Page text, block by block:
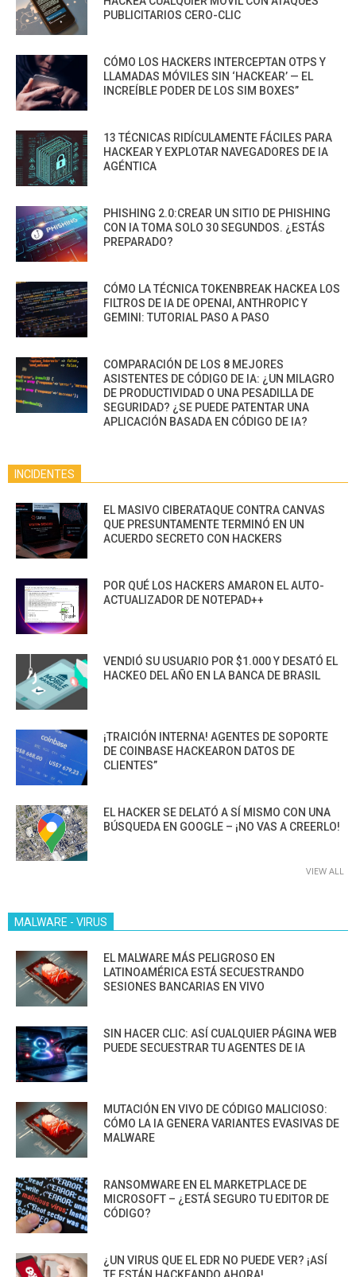
PUBLICITARIOS CERO-CLIC
CÓMO LOS HACKERS INTERCEPTAN OTPS Y
LLAMADAS MÓVILES SIN ‘HACKEAR’ — EL
INCREÍBLE PODER DE LOS SIM BOXES”
13 TÉCNICAS RIDÍCULAMENTE FÁCILES PARA
HACKEAR Y EXPLOTAR NAVEGADORES DE IA
AGÉNTICA
PHISHING 2.0:CREAR UN SITIO DE PHISHING
CON IA TOMA SOLO 30 SEGUNDOS. ¿ESTÁS
PREPARADO?
CÓMO LA TÉCNICA TOKENBREAK HACKEA LOS
FILTROS DE IA DE OPENAI, ANTHROPIC Y
GEMINI: TUTORIAL PASO A PASO
COMPARACIÓN DE LOS 8 MEJORES
ASISTENTES DE CÓDIGO DE IA: ¿UN MILAGRO
DE PRODUCTIVIDAD O UNA PESADILLA DE
SEGURIDAD? ¿SE PUEDE PATENTAR UNA
APLICACIÓN BASADA EN CÓDIGO DE IA?
INCIDENTES
EL MASIVO CIBERATAQUE CONTRA CANVAS
QUE PRESUNTAMENTE TERMINÓ EN UN
ACUERDO SECRETO CON HACKERS
POR QUÉ LOS HACKERS AMARON EL AUTO-
ACTUALIZADOR DE NOTEPAD++
VENDIÓ SU USUARIO POR $1.000 Y DESATÓ EL
HACKEO DEL AÑO EN LA BANCA DE BRASIL
¡TRAICIÓN INTERNA! AGENTES DE SOPORTE
DE COINBASE HACKEARON DATOS DE
CLIENTES”
EL HACKER SE DELATÓ A SÍ MISMO CON UNA
BÚSQUEDA EN GOOGLE – ¡NO VAS A CREERLO!
VIEW ALL
MALWARE - VIRUS
EL MALWARE MÁS PELIGROSO EN
LATINOAMÉRICA ESTÁ SECUESTRANDO
SESIONES BANCARIAS EN VIVO
SIN HACER CLIC: ASÍ CUALQUIER PÁGINA WEB
PUEDE SECUESTRAR TU AGENTES DE IA
MUTACIÓN EN VIVO DE CÓDIGO MALICIOSO:
CÓMO LA IA GENERA VARIANTES EVASIVAS DE
MALWARE
RANSOMWARE EN EL MARKETPLACE DE
MICROSOFT – ¿ESTÁ SEGURO TU EDITOR DE
CÓDIGO?
¿UN VIRUS QUE EL EDR NO PUEDE VER? ¡ASÍ
TE ESTÁN HACKEANDO AHORA!